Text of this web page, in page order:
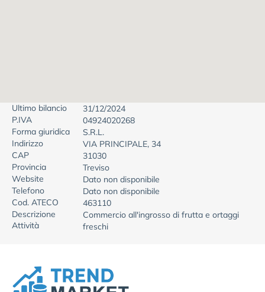
Ultimo bilancio
31/12/2024
P.IVA
04924020268
Forma giuridica
S.R.L.
Indirizzo
VIA PRINCIPALE, 34
CAP
31030
Provincia
Treviso
Website
Dato non disponibile
Telefono
Dato non disponibile
Cod. ATECO
463110
Descrizione
Attività
Commercio all'ingrosso di frutta e ortaggi
freschi